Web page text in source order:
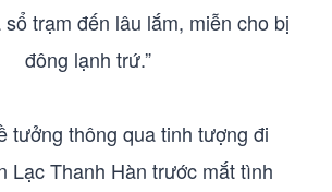
trạm đến lâu lắm, miễn cho bị
đông lạnh trứ.”
tưởng thông qua tinh tượng đi
Lạc Thanh Hàn trước mắt tình